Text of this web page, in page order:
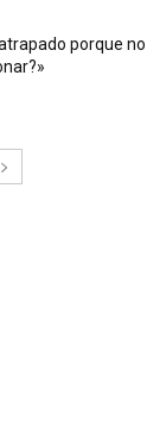
porque no